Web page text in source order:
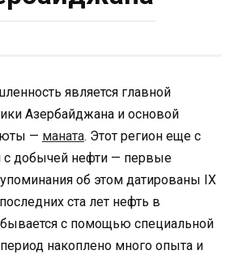
является главной
Азербайджана и основой
— маната. Этот регион еще с
с добычей нефти — первые
об этом датированы IX
ста лет нефть в
с помощью специальной
период накоплено много опыта и